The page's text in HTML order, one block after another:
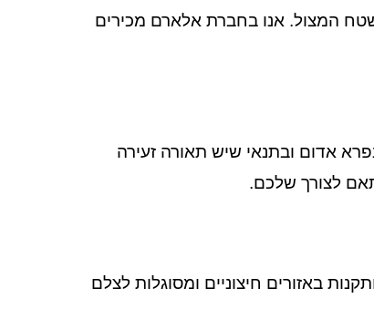
המצול. אנו בחברת אלארם מכירים
אדום ובתנאי שיש תאורה זעירה
לצורך שלכם.
באזורים חיצוניים ומסוגלות לצלם